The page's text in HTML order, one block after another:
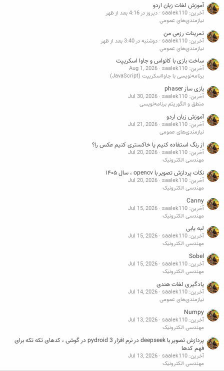
آموزش لغات زبان اردو
آخرین: saalek110
دیروز در 4:16 بعد از ظهر
نیازمندی‌های عمومی
تمرینات رزمی من
آخرین: saalek110
دوشنبه در 3:40 بعد از ظهر
نیازمندی‌های عمومی
ساخت بازی با کانواس و جاوا اسکریپت
آخرین: saalek110
Aug 1, 2026
برنامه‌نویسی با جاوااسکریپت (JavaScript)
بازی ساز phaser
آخرین: saalek110
Jul 30, 2026
منطق و الگوریتم برنامه‌نویسی
آموزش زبان اردو
آخرین: saalek110
Jul 21, 2026
نیازمندی‌های عمومی
از رنگ استفاده کنیم یا خاکستری کنیم عکس را؟
آخرین: saalek110
Jul 20, 2026
مهندسی الکترونیک
نکات پردازش تصویر با opencv ، سال ۱۴۰۵
آخرین: saalek110
Jul 20, 2026
مهندسی الکترونیک
Canny
آخرین: saalek110
Jul 15, 2026
مهندسی الکترونیک
لبه یابی
آخرین: saalek110
Jul 15, 2026
مهندسی الکترونیک
Sobel
آخرین: saalek110
Jul 15, 2026
مهندسی الکترونیک
یادگیری لغات هندی
آخرین: saalek110
Jul 14, 2026
نیازمندی‌های عمومی
Numpy
آخرین: saalek110
Jul 13, 2026
مهندسی الکترونیک
پردازش تصویر با deepseek در نرم افزار pydroid 3 در گوشی ، کدهای تکه تکه برای
فهم کدها
آخرین: saalek110
Jul 13, 2026
مهندسی الکترونیک